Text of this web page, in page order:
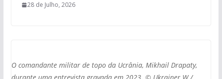
28 de Julho, 2026
O comandante militar de topo da Ucrânia, Mikhail Drapaty,